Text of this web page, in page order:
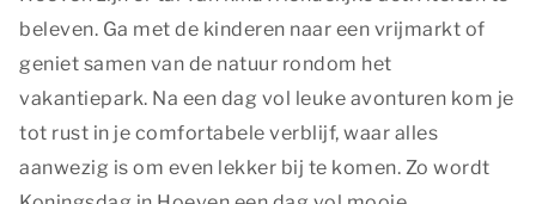
beleven. Ga met de kinderen naar een vrijmarkt of
geniet samen van de natuur rondom het
vakantiepark. Na een dag vol leuke avonturen kom je
tot rust in je comfortabele verblijf, waar alles
aanwezig is om even lekker bij te komen. Zo wordt